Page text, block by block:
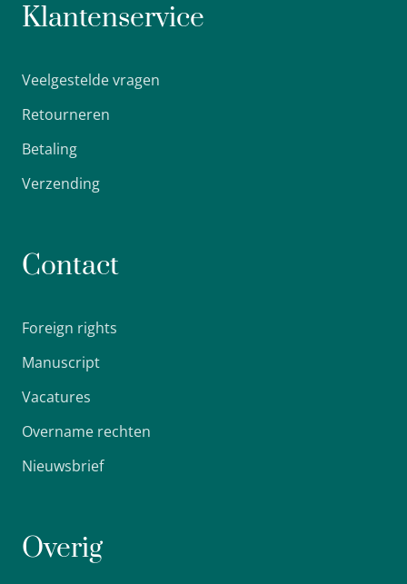
Klantenservice
Veelgestelde vragen
Retourneren
Betaling
Verzending
Contact
Foreign rights
Manuscript
Vacatures
Overname rechten
Nieuwsbrief
Overig